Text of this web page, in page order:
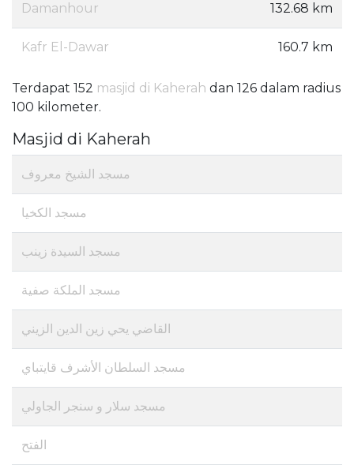
Damanhour 132.68 km
Kafr El-Dawar 160.7 km
Terdapat 152 masjid di Kaherah dan 126 dalam radius
100 kilometer.
Masjid di Kaherah
مسجد الشيخ معروف
مسجد الكخيا
مسجد السيدة زينب
مسجد الملكة صفية
القاضي يحي زين الدين الزيني
مسجد السلطان الأشرف قايتباي
مسجد سلار و سنجر الجاولي
الفتح